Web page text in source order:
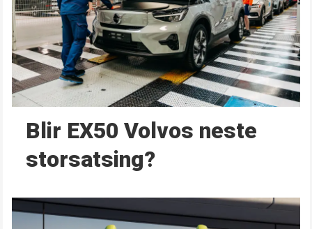
Blir EX50 Volvos neste
storsatsing?